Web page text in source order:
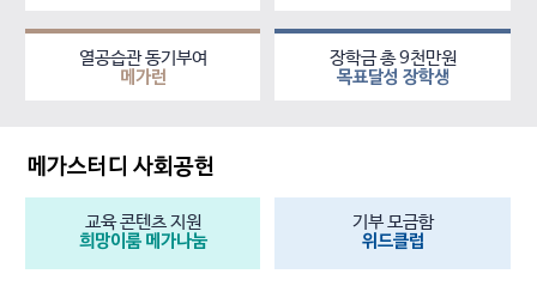
열공습관 동기부여
메가런
장학금 총 9천만원
목표달성 장학생
메가스터디 사회공헌
교육 콘텐츠 지원
희망이룸 메가나눔
기부 모금함
위드클럽